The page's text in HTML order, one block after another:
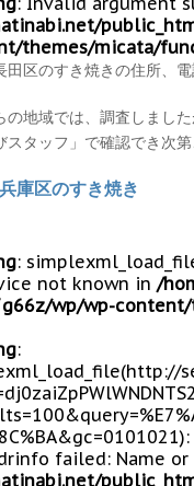
themes/micata/
田区のすき焼きの住所、電
地域では、調査しまし
スタッフ」で確認でき次
庫区のすき焼き
:
not known in /
wp/wp-
:
failed: Name